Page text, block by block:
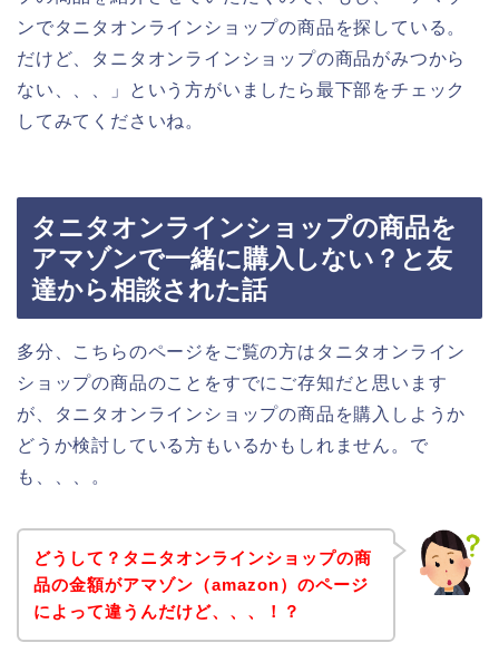
ンでタニタオンラインショップの商品を探している。
だけど、タニタオンラインショップの商品がみつから
ない、、、」という方がいましたら最下部をチェック
してみてくださいね。
タニタオンラインショップの商品を
アマゾンで一緒に購入しない？と友
達から相談された話
多分、こちらのページをご覧の方はタニタオンライン
ショップの商品のことをすでにご存知だと思います
が、タニタオンラインショップの商品を購入しようか
どうか検討している方もいるかもしれません。で
も、、、。
どうして？タニタオンラインショップの商
品の金額がアマゾン（amazon）のページ
によって違うんだけど、、、！？